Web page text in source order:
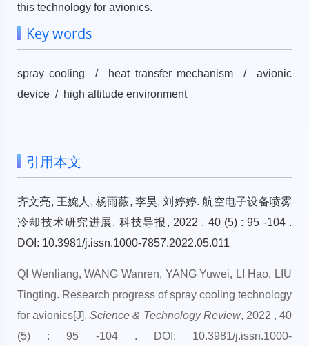
this technology for avionics.
Key words
spray cooling / heat transfer mechanism / avionic
device / high altitude environment
引用本文
齐文亮, 王婉人, 杨雨薇, 李昊, 刘婷婷. 航空电子设备喷雾
冷却技术研究进展. 科技导报, 2022 , 40 (5) : 95 -104 .
DOI: 10.3981/j.issn.1000-7857.2022.05.011
QI Wenliang, WANG Wanren, YANG Yuwei, LI Hao, LIU
Tingting. Research progress of spray cooling technology
for avionics[J].Science & Technology Review, 2022 , 40
(5) : 95 -104 . DOI: 10.3981/j.issn.1000-